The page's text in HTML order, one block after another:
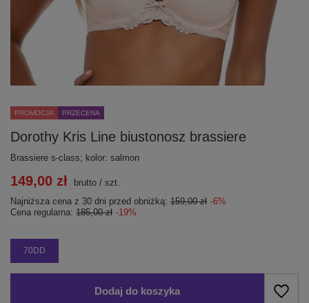
PROMOCJA PRZECENA
Dorothy Kris Line biustonosz brassiere
Brassiere s-class; kolor: salmon
70DD
149,00 zł brutto / szt.
Najniższa cena z 30 dni przed obniżką: 159,00 zł -6%
Cena regularna: 185,00 zł -19%
Dodaj do koszyka